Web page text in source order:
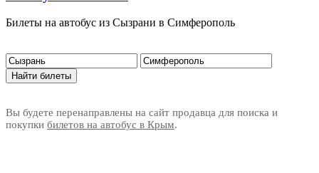
Билеты на автобус из Сызрани в Симферополь
Вы будете перенаправлены на сайт продавца для поиска и
покупки билетов на автобус в Крым.